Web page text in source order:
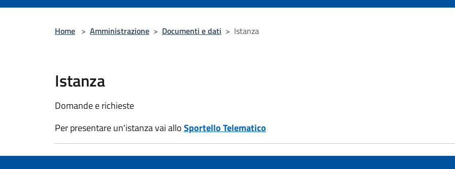
Home > Amministrazione > Documenti e dati > Istanza
Istanza
Domande e richieste
Per presentare un'istanza vai alloSportello Telematico